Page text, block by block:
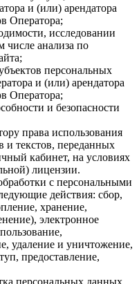
и (или) арендатора
Оператора;
исследовании
числе анализа по
персональных
и (или) арендатора
Оператора;
и безопасности
права использования
и текстов, переданных
кабинет, на условиях
лицензии.
с персональными
действия: сбор,
хранение,
электронное
удаление и уничтожение,
предоставление,
персональных данных